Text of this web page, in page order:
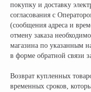
покупку и доставку
согласования с
(сообщения адреса и
отмену заказа
магазина по указанным
в форме обратной связи
Возврат купленных
временных сроков,
Записаться
Получить